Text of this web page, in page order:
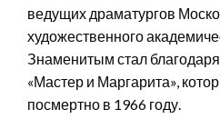
ведущих драматургов
художественного
Знаменитым стал
«Мастер и Маргарита»,
посмертно в 1966 году.